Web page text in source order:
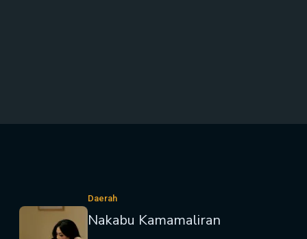
Daerah
Nakabu Kamamaliran